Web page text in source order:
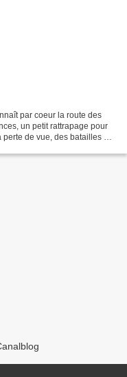
par coeur la route des
un petit rattrapage pour
de vue, des batailles de